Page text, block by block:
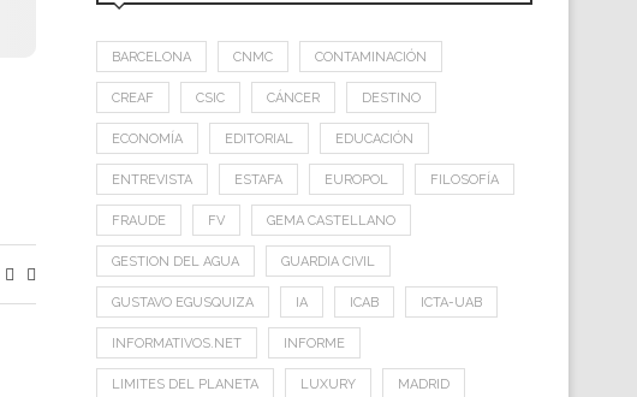
BARCELONA CNMC CONTAMINACIÓN
CREAF CSIC CÁNCER DESTINO
ECONOMÍA EDITORIAL EDUCACIÓN
ENTREVISTA ESTAFA EUROPOL FILOSOFÍA
FRAUDE FV GEMA CASTELLANO
GESTION DEL AGUA GUARDIA CIVIL
GUSTAVO EGUSQUIZA IA ICAB ICTA-UAB
INFORMATIVOS.NET INFORME
LIMITES DEL PLANETA LUXURY MADRID